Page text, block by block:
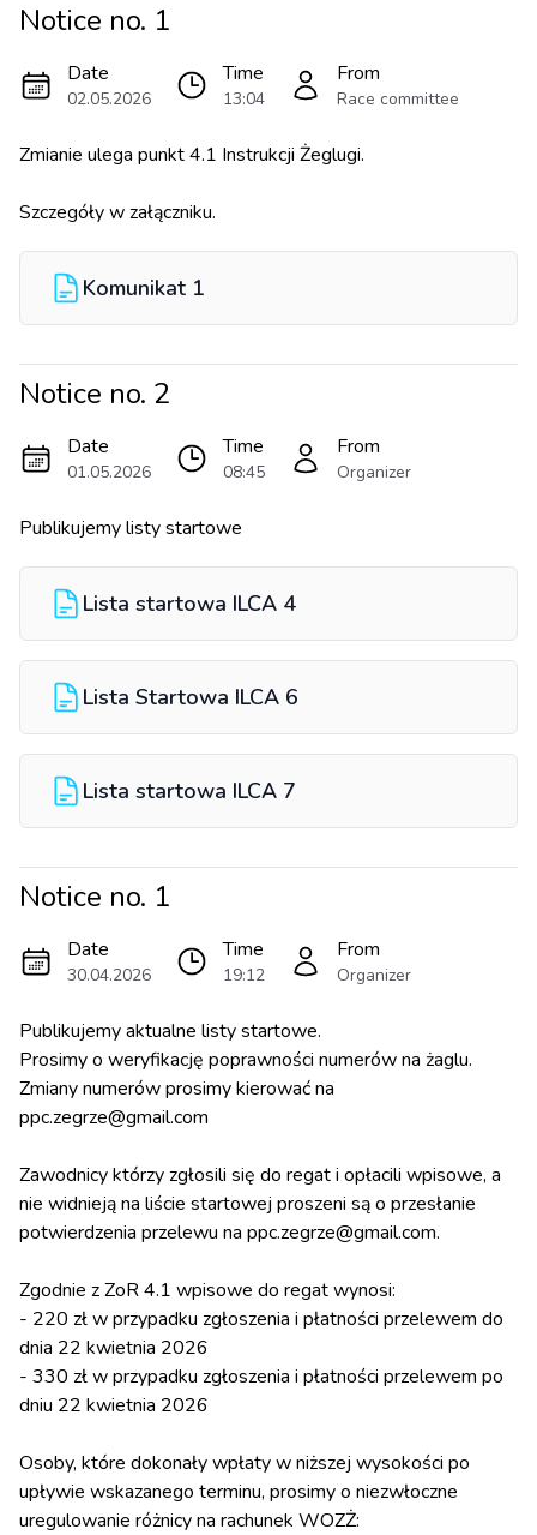
Notice no. 1
Date
02.05.2026
Time
13:04
From
Race committee
Zmianie ulega punkt 4.1 Instrukcji Żeglugi.
Szczegóły w załączniku.
Komunikat 1
Notice no. 2
Date
01.05.2026
Time
08:45
From
Organizer
Publikujemy listy startowe
Lista startowa ILCA 4
Lista Startowa ILCA 6
Lista startowa ILCA 7
Notice no. 1
Date
30.04.2026
Time
19:12
From
Organizer
Publikujemy aktualne listy startowe.
Prosimy o weryfikację poprawności numerów na żaglu.
Zmiany numerów prosimy kierować na
ppc.zegrze@gmail.com
Zawodnicy którzy zgłosili się do regat i opłacili wpisowe, a
nie widnieją na liście startowej proszeni są o przesłanie
potwierdzenia przelewu na ppc.zegrze@gmail.com.
Zgodnie z ZoR 4.1 wpisowe do regat wynosi:
- 220 zł w przypadku zgłoszenia i płatności przelewem do
dnia 22 kwietnia 2026
- 330 zł w przypadku zgłoszenia i płatności przelewem po
dniu 22 kwietnia 2026
Osoby, które dokonały wpłaty w niższej wysokości po
upływie wskazanego terminu, prosimy o niezwłoczne
uregulowanie różnicy na rachunek WOZŻ: